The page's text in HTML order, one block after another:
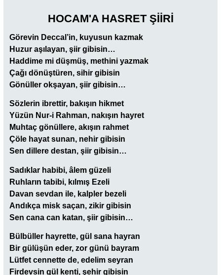
HOCAM'A HASRET ŞİİRİ
Görevin Deccal’in, kuyusun kazmak
Huzur aşılayan, şiir gibisin…
Haddime mi düşmüş, methini yazmak
Çağı dönüştüren, sihir gibisin
Gönüller okşayan, şiir gibisin…
Sözlerin ibrettir, bakışın hikmet
Yüzün Nur-i Rahman, nakışın hayret
Muhtaç gönüllere, akışın rahmet
Çöle hayat sunan, nehir gibisin
Sen dillere destan, şiir gibisin…
Sadıklar habibi, âlem güzeli
Ruhların tabibi, kılmış Ezeli
Davan sevdan ile, kalpler bezeli
Andıkça misk saçan, zikir gibisin
Sen cana can katan, şiir gibisin…
Bülbüller hayrette, gül sana hayran
Bir gülüşün eder, zor günü bayram
Lütfet cennette de, edelim seyran
Firdevsin gül kenti, şehir gibisin